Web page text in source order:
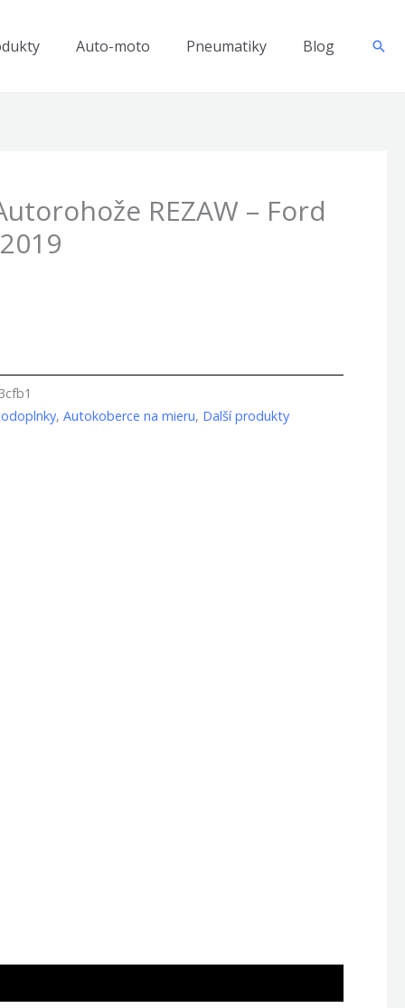
Auto-moto Pneumatiky Blog
REZAW – Ford
,Autokoberce na mieru, Další produkty